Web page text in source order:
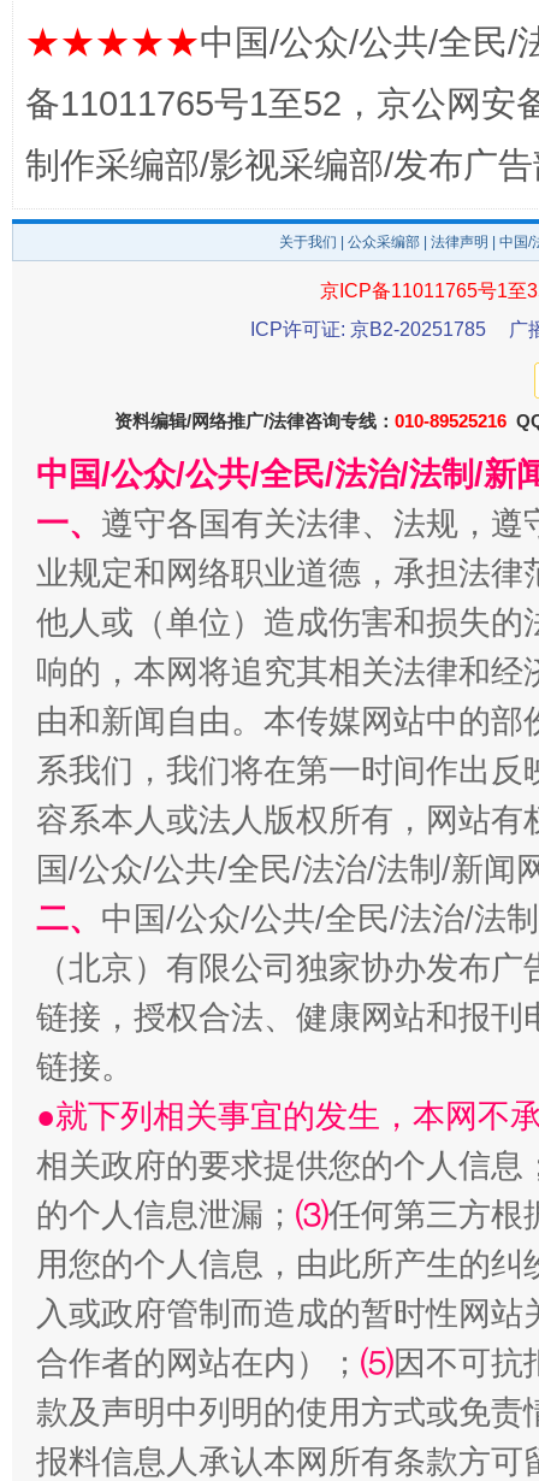
东山县通报“牛蛙产品抗生素超标问题” 法
千年窑火 生生不息 一
揭开“小金库”的免责幌子
受贿1.44亿！段成刚被判无期 从幼
全民健身五年计划来了！等你上场
★★★★★中国/公众/公共/全民/
备11011765号1至52，京公网安
制作采编部/影视采编部/发布广
关于我们 公众采编部 法律声明 | 中国
京ICP备11011765号1至
ICP许可证: 京B2-20251785
广
资料编辑/网络推广/法律咨询专线： 010-89525216
中国/公众/公共/全民/法治/法制/新
一、 遵守各国有关法律、法规，
业规定和网络职业道德，承担法
他人或（单位）造成伤害和损失
响的，本网将追究其相关法律和
由和新闻自由。本传媒网站中的
系我们，我们将在第一时间作出
容系本人或法人版权所有，网站
国/公众/公共/全民/法治/法制/新闻
二、 中国/公众/公共/全民/法治/法
（北京）有限公司独家协办发布
链接，授权合法、健康网站和报
链接。
●就下列相关事宜的发生，本网不
相关政府的要求提供您的个人信息
的个人信息泄漏； ⑶任何第三方根
用您的个人信息，由此所产生的纠
入或政府管制而造成的暂时性网
合作者的网站在内）； ⑸因不可抗
款及声明中列明的使用方式或免责
报料信息人承认本网所有条款方